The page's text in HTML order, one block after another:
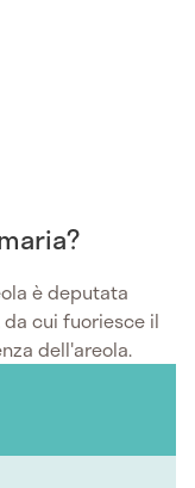
è deputata
cui fuoriesce il
dell'areola.